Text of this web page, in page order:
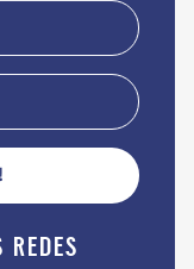
redes